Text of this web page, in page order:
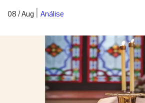
08 / Aug | Análise